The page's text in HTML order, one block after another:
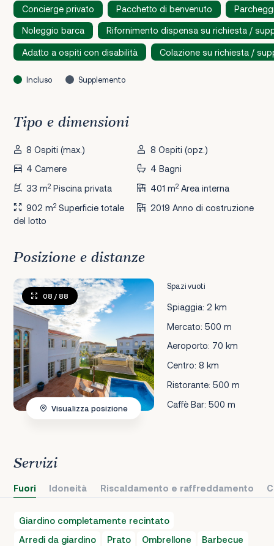
Concierge privato Pacchetto di benvenuto
Noleggio barca Rifornimento dispensa su richiesta /
Adatto a ospiti con disabilità Colazione su richiesta /
Incluso Supplemento
Tipo e dimensioni
8 Ospiti (max.)
8 Ospiti (opz.)
4 Camere
4 Bagni
33 m2 Piscina privata 401 m2Area interna
902 m2 Superficie totale
del lotto
2019 Anno di costruzione
Posizione e distanze
Spazi vuoti
Spiaggia: 2 km
Mercato: 500 m
Aeroporto: 70 km
Centro: 8 km
Ristorante: 500 m
Caffè Bar: 500 m
08 / 88
Visualizza posizione
Servizi
Fuori Idoneità Riscaldamento e raffreddamento
Giardino completamente recintato
Arredi da giardino
Prato Ombrellone Barbecue